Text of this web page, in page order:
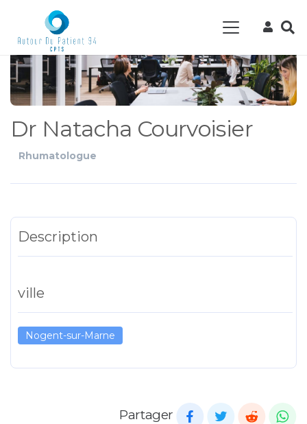
Dr Natacha Courvoisier
Rhumatologue
Description
ville
Nogent-sur-Marne
Partager